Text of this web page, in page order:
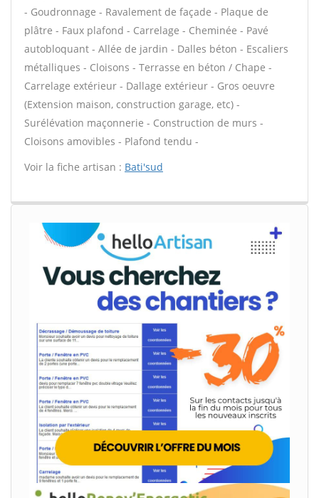
- Goudronnage - Ravalement de façade - Plaque de
plâtre - Faux plafond - Carrelage - Cheminée - Pavé
autobloquant - Allée de jardin - Dalles béton - Escaliers
métalliques - Cloisons - Terrasse en béton / Chape -
Carrelage extérieur - Dallage extérieur - Gros oeuvre
(Extension maison, construction garage, etc) -
Surélévation maçonnerie - Construction de murs -
Cloisons amovibles - Plafond tendu -
Voir la fiche artisan : Bati'sud